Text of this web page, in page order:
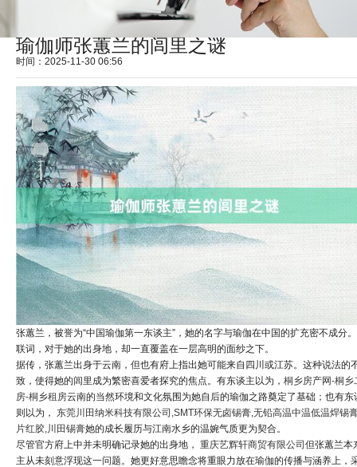
瑜伽师张蕙兰的闾里之谜
时间：2025-11-30 06:56
张蕙兰，被誉为“中国瑜伽第一东谈主”，她的名字与瑜伽在中国的扩充密不成分
联词，对于她的出身地，却一直覆盖在一层高明的面纱之下。
据传，张蕙兰出身于云南，但也有府上指出她可能来自四川或江苏。这种说法的
致，使得她的闾里成为繁密喜爱者探究的焦点。有东谈主以为， 桐乡房产网-桐乡
房-桐乡租房云南的当然环境和文化氛围为她自后的瑜伽之路奠定了基础；也有东
则以为， 东莞川田纳米科技有限公司,SMT环保无卤锡膏,无铅高温中温低温焊锡
片红胶,川田锡膏她的成长履历与江南水乡的温婉气质更为契合。
尽管官方府上中并未明确记录她的出身地， 重庆艺辉轩商贸有限公司但张蕙兰本
主从未刻意浮现这一问题。她更好意思瞻念将重眼力放在瑜伽的传播与涵养上，